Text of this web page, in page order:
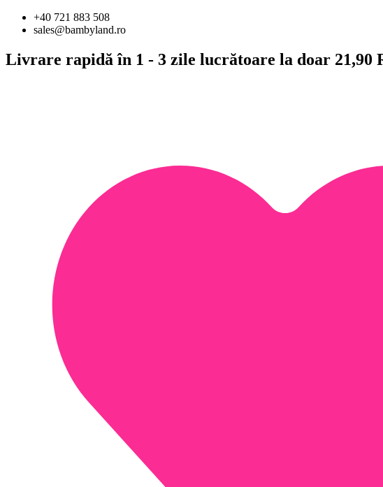
+40 721 883 508
sales@bambyland.ro
Livrare rapidă în 1 - 3 zile lucrătoare la doar 21,90